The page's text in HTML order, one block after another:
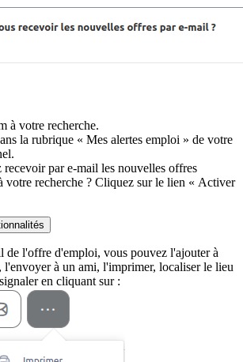
à votre recherche.
la rubrique « Mes alertes emploi » de votre
recevoir par e-mail les nouvelles offres
votre recherche ? Cliquez sur le lien « Activer
de l'offre d'emploi, vous pouvez l'ajouter à
l'envoyer à un ami, l'imprimer, localiser le lieu
en cliquant sur :